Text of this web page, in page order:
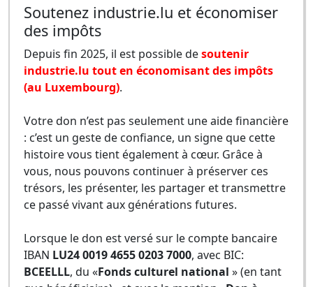
Soutenez industrie.lu et économiser
des impôts
Depuis fin 2025, il est possible desoutenir
industrie.lu tout en économisant des impôts
(au Luxembourg).
Votre don n’est pas seulement une aide financière
: c’est un geste de confiance, un signe que cette
histoire vous tient également à cœur. Grâce à
vous, nous pouvons continuer à préserver ces
trésors, les présenter, les partager et transmettre
ce passé vivant aux générations futures.
Lorsque le don est versé sur le compte bancaire
IBAN LU24 0019 4655 0203 7000, avec BIC:
BCEELLL, du «Fonds culturel national » (en tant